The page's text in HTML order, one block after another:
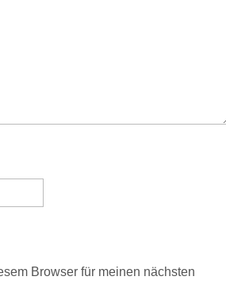
Browser für meinen nächsten